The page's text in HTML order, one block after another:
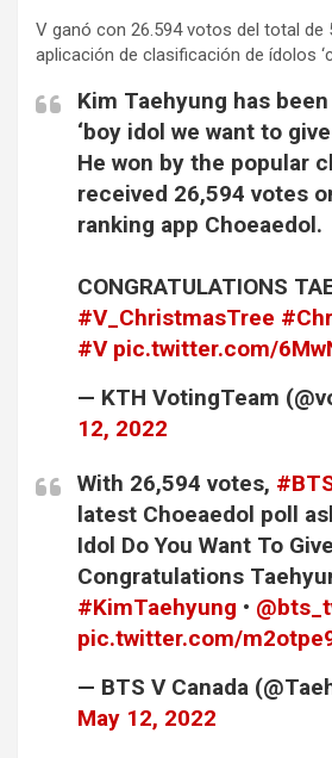
V ganó con 26.594 votos del total de
aplicación de clasificación de ídolos
Kim Taehyung has
‘boy idol we want to
He won by the popular
received 26,594 votes
ranking app Choeaedol.
CONGRATULATIONS
#V_ChristmasTree
#V pic.twitter.com/
— KTH VotingTeam
12, 2022
With 26,594 votes,
latest Choeaedol poll
Idol Do You Want To
Congratulations
#KimTaehyung •
pic.twitter.com/
— BTS V Canada
May 12, 2022